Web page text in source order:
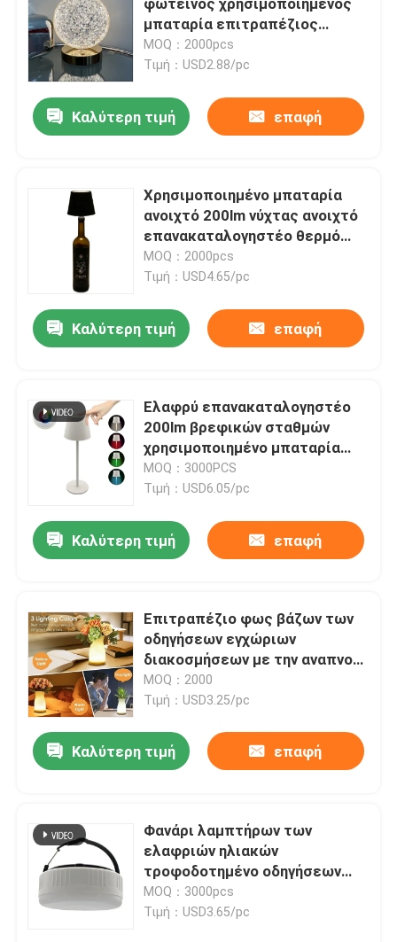
μπαταρία επιτραπέζιος
λαμπτήρας για το βρεφικό
σταθμό
MOQ：2000pcs
Τιμή：USD2.88/pc
Καλύτερη τιμή επαφή
Χρησιμοποιημένο μπαταρία
ανοιχτό 200lm νύχτας ανοιχτό
επανακαταλογηστέο θερμό
λευκό μπουκαλιών
MOQ：2000pcs
Τιμή：USD4.65/pc
Καλύτερη τιμή επαφή
Ελαφρύ επανακαταλογηστέο
200lm βρεφικών σταθμών
χρησιμοποιημένο μπαταρία
RGB επιτραπέζιο φως νύχτας
MOQ：3000PCS
Τιμή：USD6.05/pc
Καλύτερη τιμή επαφή
Επιτραπέζιο φως βάζων των
οδηγήσεων εγχώριων
διακοσμήσεων με την αναπνοή
του ελαφριού καλού δώρου για
τα παιδιά
MOQ：2000
Τιμή：USD3.25/pc
Καλύτερη τιμή επαφή
Φανάρι λαμπτήρων των
ελαφριών ηλιακών
τροφοδοτημένο οδηγήσεων
των πλαστικών ηλιακών
τροφοδοτημένο οδηγήσεων
MOQ：3000pcs
Τιμή：USD3.65/pc